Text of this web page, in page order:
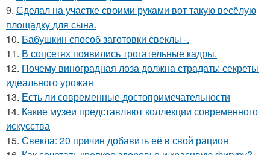
9. Сделал на участке своими руками вот такую весёлую
площадку для сына.
10. Бабушкин способ заготовки свеклы -.
11. В соцсетях появились трогательные кадры.
12. Почему виноградная лоза должна страдать: секреты
идеального урожая
13. Есть ли современные достопримечательности
14. Какие музеи представляют коллекции современного
искусства
15. Свекла: 20 причин добавить её в свой рацион